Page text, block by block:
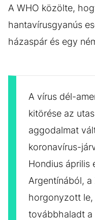
A WHO közölte,
hantavírusgyanús
házaspár és egy
A vírus dél-
kitörése az
aggodalmat
koronavírus-
Hondius április
Argentínából,
horgonyzott le,
továbbhaladt a